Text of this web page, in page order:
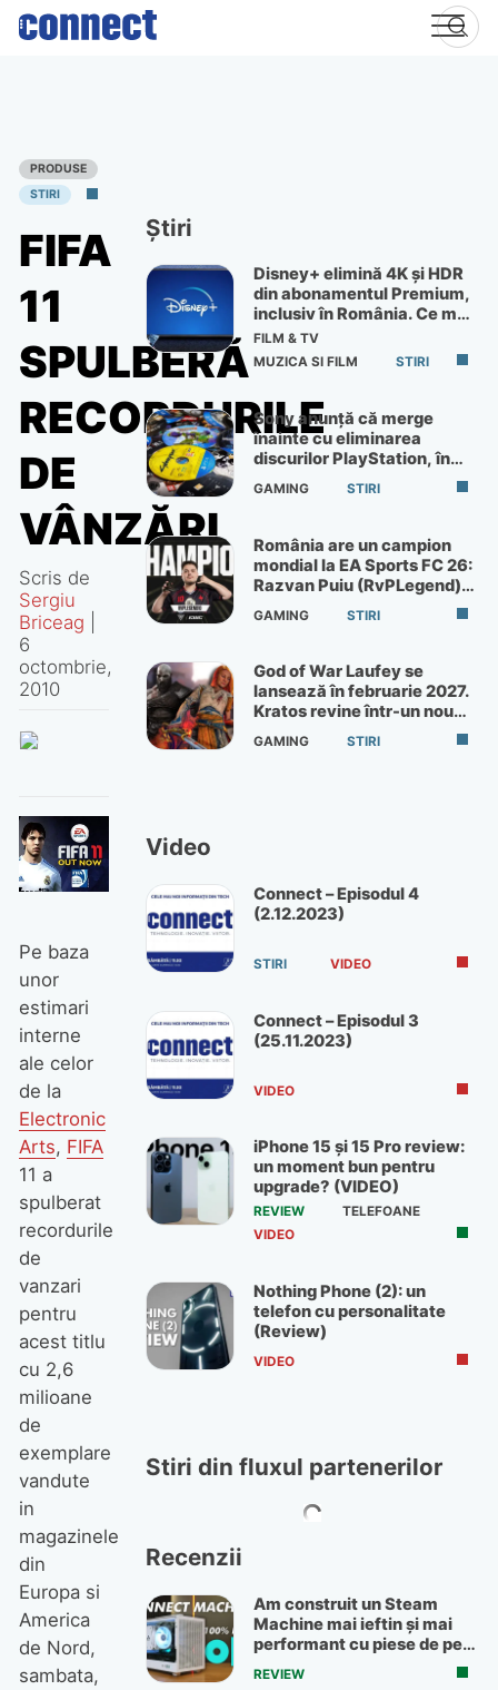
Skip
PRODUSE
STIRI
FIFA
11
SPULBERĂ
RECORDURILE
DE
VÂNZĂRI
Scris de
Sergiu
Briceag
6
octombrie,
2010
Pe baza
unor
estimari
interne
ale celor
de la
Electronic
Arts, FIFA
11 a
spulberat
recordurile
de
vanzari
pentru
acest titlu
cu 2,6
milioane
de
exemplare
vandute
in
magazinele
din
Europa si
America
de Nord,
sambata,
Știri
Disney+ elimină 4K și HDR
din abonamentul Premium,
inclusiv în România. Ce mai
primești de 60 lei pe lună
FILM & TV
MUZICA SI FILM
STIRI
Sony anunță că merge
înainte cu eliminarea
discurilor PlayStation, în
ciuda protestelor
GAMING STIRI
România are un campion
mondial la EA Sports FC 26:
Razvan Puiu (RvPLegend)
câștigă turneul de la Paris
GAMING STIRI
God of War Laufey se
lansează în februarie 2027.
Kratos revine într-un nou
God of War
GAMING STIRI
Video
Connect – Episodul 4
(2.12.2023)
STIRI VIDEO
Connect – Episodul 3
(25.11.2023)
VIDEO
iPhone 15 și 15 Pro review:
un moment bun pentru
upgrade? (VIDEO)
REVIEW
TELEFOANE
VIDEO
Nothing Phone (2): un
telefon cu personalitate
(Review)
VIDEO
Stiri din fluxul partenerilor
Recenzii
Am construit un Steam
Machine mai ieftin și mai
performant cu piese de pe
OLX
REVIEW